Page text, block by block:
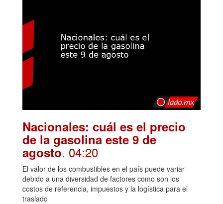
Nacionales: cuál es el precio
de la gasolina este 9 de
agosto. 04:20
El valor de los combustibles en el país puede variar
debido a una diversidad de factores como son los
costos de referencia, impuestos y la logística para el
traslado